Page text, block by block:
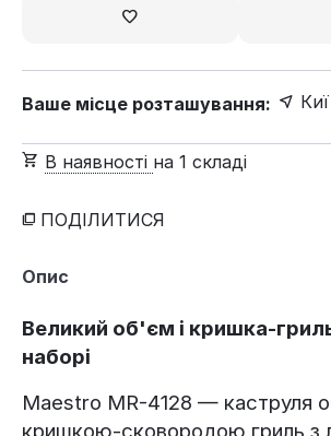
Ваше місце розташування:
В наявності на 1 складі
ПОДІЛИТИСЯ
Опис
Великий об'єм і кришка-
наборі
Maestro MR-4128 — каструля